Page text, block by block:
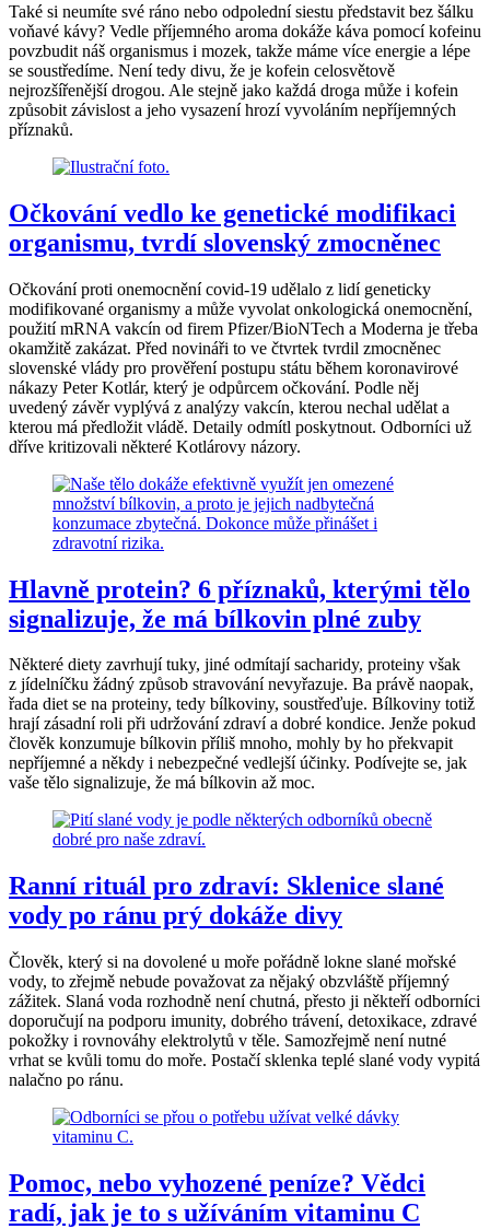
Také si neumíte své ráno nebo odpolední siestu představit bez šálku
voňavé kávy? Vedle příjemného aroma dokáže káva pomocí kofeinu
povzbudit náš organismus i mozek, takže máme více energie a lépe
se soustředíme. Není tedy divu, že je kofein celosvětově
nejrozšířenější drogou. Ale stejně jako každá droga může i kofein
způsobit závislost a jeho vysazení hrozí vyvoláním nepříjemných
příznaků.
Očkování vedlo ke genetické modifikaci
organismu, tvrdí slovenský zmocněnec
Očkování proti onemocnění covid-19 udělalo z lidí geneticky
modifikované organismy a může vyvolat onkologická onemocnění,
použití mRNA vakcín od firem Pfizer/BioNTech a Moderna je třeba
okamžitě zakázat. Před novináři to ve čtvrtek tvrdil zmocněnec
slovenské vlády pro prověření postupu státu během koronavirové
nákazy Peter Kotlár, který je odpůrcem očkování. Podle něj
uvedený závěr vyplývá z analýzy vakcín, kterou nechal udělat a
kterou má předložit vládě. Detaily odmítl poskytnout. Odborníci už
dříve kritizovali některé Kotlárovy názory.
Hlavně protein? 6 příznaků, kterými tělo
signalizuje, že má bílkovin plné zuby
Některé diety zavrhují tuky, jiné odmítají sacharidy, proteiny však
z jídelníčku žádný způsob stravování nevyřazuje. Ba právě naopak,
řada diet se na proteiny, tedy bílkoviny, soustřeďuje. Bílkoviny totiž
hrají zásadní roli při udržování zdraví a dobré kondice. Jenže pokud
člověk konzumuje bílkovin příliš mnoho, mohly by ho překvapit
nepříjemné a někdy i nebezpečné vedlejší účinky. Podívejte se, jak
vaše tělo signalizuje, že má bílkovin až moc.
Ranní rituál pro zdraví: Sklenice slané
vody po ránu prý dokáže divy
Člověk, který si na dovolené u moře pořádně lokne slané mořské
vody, to zřejmě nebude považovat za nějaký obzvláště příjemný
zážitek. Slaná voda rozhodně není chutná, přesto ji někteří odborníci
doporučují na podporu imunity, dobrého trávení, detoxikace, zdravé
pokožky i rovnováhy elektrolytů v těle. Samozřejmě není nutné
vrhat se kvůli tomu do moře. Postačí sklenka teplé slané vody vypitá
nalačno po ránu.
Pomoc, nebo vyhozené peníze? Vědci
radí, jak je to s užíváním vitaminu C